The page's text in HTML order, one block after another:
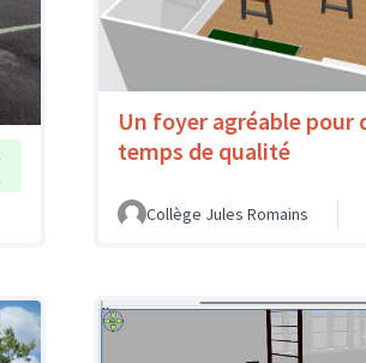
Un foyer agréable pour
temps de qualité
Collège Jules Romains